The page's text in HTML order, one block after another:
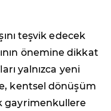
teşvik edecek
önemine dikkat
yalnızca yeni
kentsel dönüşüm
gayrimenkullere